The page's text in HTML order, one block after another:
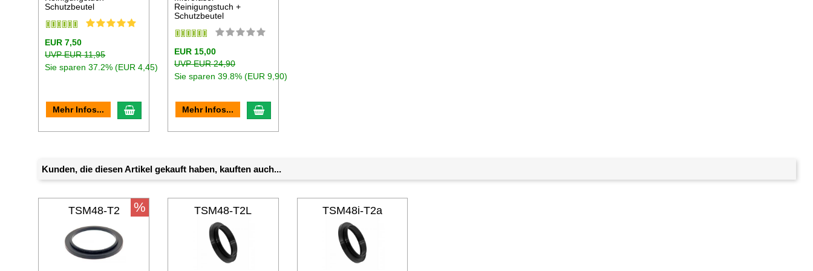
Schutzbeutel
EUR 7,50
UVP EUR 11,95
Sie sparen 37.2% (EUR 4,45)
Mehr Infos... In den Warenkorb
Reinigungstuch +
Schutzbeutel
EUR 15,00
UVP EUR 24,90
Sie sparen 39.8% (EUR 9,90)
Mehr Infos... In den Warenkorb
Kunden, die diesen Artikel gekauft haben, kauften auch...
TSM48-T2 % TSM48-T2L TSM48i-T2a